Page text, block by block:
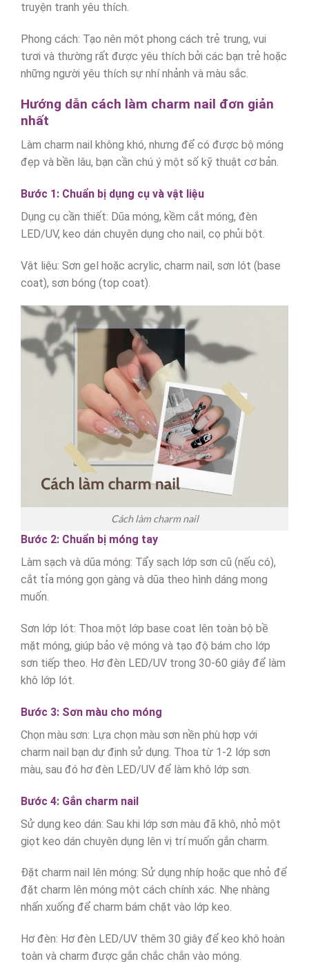
truyện tranh yêu thích.
Phong cách: Tạo nên một phong cách trẻ trung, vui
tươi và thường rất được yêu thích bởi các bạn trẻ hoặc
những người yêu thích sự nhí nhảnh và màu sắc.
Hướng dẫn cách làm charm nail đơn giản
nhất
Làm charm nail không khó, nhưng để có được bộ móng
đẹp và bền lâu, bạn cần chú ý một số kỹ thuật cơ bản.
Bước 1: Chuẩn bị dụng cụ và vật liệu
Dụng cụ cần thiết: Dũa móng, kềm cắt móng, đèn
LED/UV, keo dán chuyên dụng cho nail, cọ phủi bột.
Vật liệu: Sơn gel hoặc acrylic, charm nail, sơn lót (base
coat), sơn bóng (top coat).
Cách làm charm nail
Bước 2: Chuẩn bị móng tay
Làm sạch và dũa móng: Tẩy sạch lớp sơn cũ (nếu có),
cắt tỉa móng gọn gàng và dũa theo hình dáng mong
muốn.
Sơn lớp lót: Thoa một lớp base coat lên toàn bộ bề
mặt móng, giúp bảo vệ móng và tạo độ bám cho lớp
sơn tiếp theo. Hơ đèn LED/UV trong 30-60 giây để làm
khô lớp lót.
Bước 3: Sơn màu cho móng
Chọn màu sơn: Lựa chọn màu sơn nền phù hợp với
charm nail bạn dự định sử dụng. Thoa từ 1-2 lớp sơn
màu, sau đó hơ đèn LED/UV để làm khô lớp sơn.
Bước 4: Gắn charm nail
Sử dụng keo dán: Sau khi lớp sơn màu đã khô, nhỏ một
giọt keo dán chuyên dụng lên vị trí muốn gắn charm.
Đặt charm nail lên móng: Sử dụng nhíp hoặc que nhỏ để
đặt charm lên móng một cách chính xác. Nhẹ nhàng
nhấn xuống để charm bám chặt vào lớp keo.
Hơ đèn: Hơ đèn LED/UV thêm 30 giây để keo khô hoàn
toàn và charm được gắn chắc chắn vào móng.